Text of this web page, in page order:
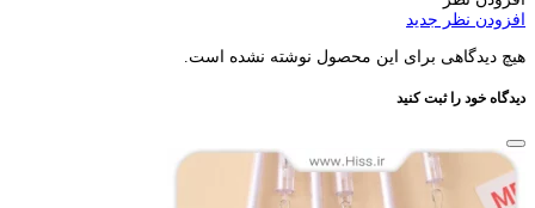
افزودن نظر جدید
هیچ دیدگاهی برای این محصول نوشته نشده است.
دیدگاه خود را ثبت کنید